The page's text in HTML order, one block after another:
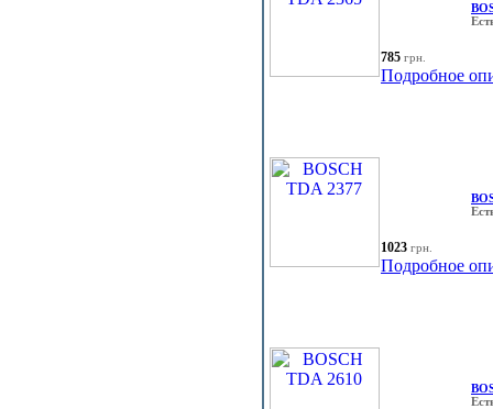
785 грн.
Подробное
1023 грн.
Подробное